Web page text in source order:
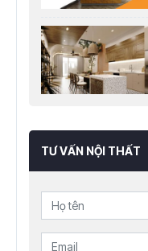
TƯ VẤN NỘI THẤT